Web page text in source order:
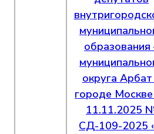
образования
округа Арбат
городе
11.11.2025
СД-109-2025